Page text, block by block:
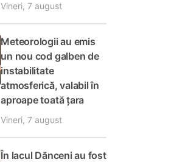
Vineri, 7 august
Meteorologii au emis
un nou cod galben de
instabilitate
atmosferică, valabil în
aproape toată țara
Vineri, 7 august
În lacul Dănceni au fost